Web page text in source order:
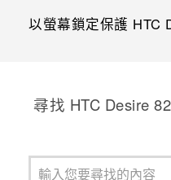
以螢幕鎖定保護 HTC
尋找 HTC Desire